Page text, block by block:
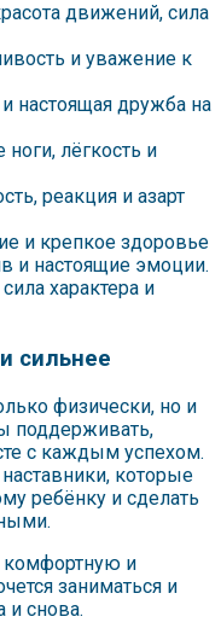
движений, сила
и уважение к
настоящая дружба на
лёгкость и
реакция и азарт
и крепкое здоровье
и настоящие эмоции.
характера и
сильнее
физически, но и
поддерживать,
с каждым успехом.
которые
ребёнку и сделать
и
заниматься и
и снова.